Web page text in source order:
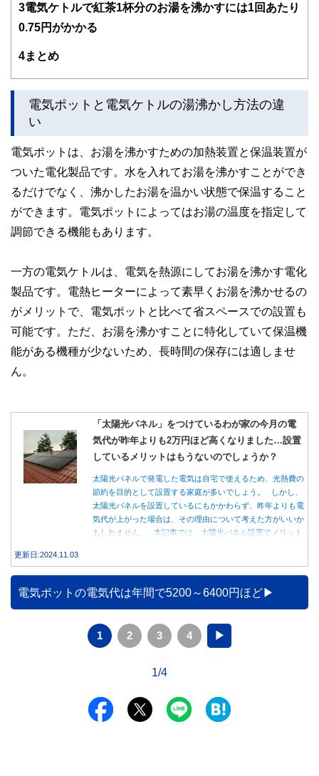
FinancialFieldの特徴は、ファイナンシャルプランナー、弁
をわかりやすく発信している点です。
執筆者・監修者による執筆体制を築くことで、内容のわかり
やすさはもちろんのこと、読み応えのあるコンテンツと確か
私たちは、快適でより良い生活のアイデアを提供するお金の
コンシェルジュを目指します。
3電気ケトルで紅茶1杯分のお湯を沸かすには1回あたり
0.75円がかかる
4まとめ
電気ポットと電気ケトルの湯沸かし方法の違
い
電気ポットは、お湯を沸かすための加熱装置と保温装置が
ついた電化製品です。水を入れてお湯を沸かすことができ
るだけでなく、沸かしたお湯を温かい状態で保温すること
ができます。電気ポットによってはお湯の温度を指定して
調節できる機能もあります。
一方の電気ケトルは、電気を熱源にしてお湯を沸かす電化
製品です。電熱ヒーターによって素早くお湯を沸かせるの
がメリットで、電気ポットと比べて省スペースでの設置も
可能です。ただ、お湯を沸かすことに特化していて保温機
能がある機種が少ないため、長時間の保存には適しませ
ん。
「太陽光パネル」をつけているわが家の今月の電
気代が昨年よりも2万円ほど高くなりました…設置
しているメリットはもうないのでしょうか？
太陽光パネルで発電した電気は自宅で使えるため、光熱費の
節約を目的として設置する家庭が多いでしょう。 しかし、
太陽光パネルを設置しているにもかかわらず、昨年よりも電
気代が上がった場合は、その理由について考えた方がいいか
もしれません。 本記事では、太陽光パネル設置でメリット
更新日:2024.11.03
電気ポットの電気代は年間で5200～6400円ほど
1 2 3 4 ▶
1/4